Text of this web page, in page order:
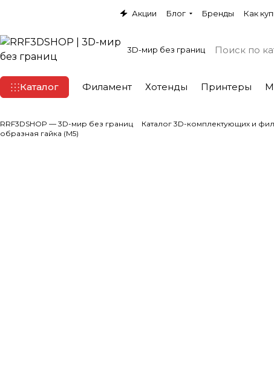
Акции Блог Бренды Как
3D-мир без границ
Каталог Филамент Хотенды Принтеры
RRF3DSHOP — 3D-мир без границ Каталог 3D-комплектующих и
образная гайка (M5)